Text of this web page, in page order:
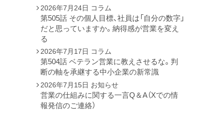
2026年7月24日 コラム
第505話 その個人目標、社員は「自分の数字」
だと思っていますか。納得感が営業を変え
る
2026年7月17日 コラム
第504話 ベテラン営業に教えさせるな。判
断の軸を承継する中小企業の新常識
2026年7月15日 お知らせ
営業の仕組みに関する一言Q＆A（Xでの情
報発信のご連絡）